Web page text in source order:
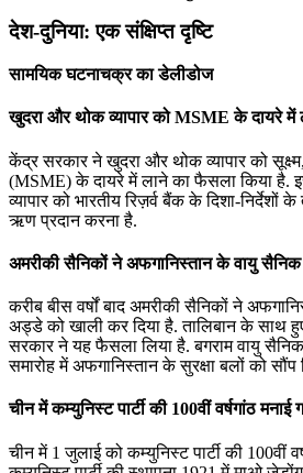
देश-दुनिया: एक संक्षिप्त दृष्टि
सामयिक घटनाचक्र का डेलीडोज
खुदरा और थोक व्यापार को MSME के दायरे
केंद्र सरकार ने खुदरा और थोक व्यापार को
(MSME) के दायरे में लाने का फैसला किया है.
व्यापार को भारतीय रिज़र्व बैंक के दिशा-निर्देशों
ऋण प्रदान करना है.
अमरीकी सैनिकों ने अफगानिस्‍तान के वायु
करीब बीस वर्षों बाद अमरीकी सैनिकों ने
अड्डे को खाली कर दिया है. तालिबान के साथ
सरकार ने यह फैसला लिया है. बगराम वायु
समारोह में अफगानिस्‍तान के सुरक्षा बलों को सौंप
चीन में कम्युनिस्ट पार्टी की 100वीं वर्षगांठ मनाई
चीन में 1 जुलाई को कम्युनिस्ट पार्टी की 100वीं